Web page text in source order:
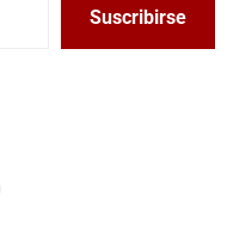
Suscribirse